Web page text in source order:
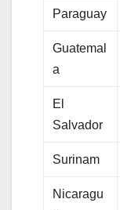
Paraguay
Guatemal
a
El
Salvador
Surinam
Nicaragu